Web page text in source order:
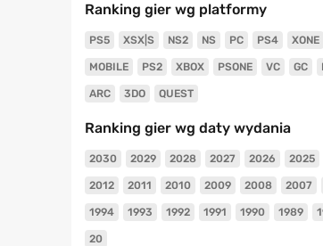
Ranking gier wg platformy
PS5 XSX|S NS2 NS PC PS4 XONE
MOBILE PS2 XBOX PSONE VC GC
ARC 3DO QUEST
Ranking gier wg daty wydania
2030 2029 2028 2027 2026 2025
2012 2011 2010 2009 2008 2007
1994 1993 1992 1991 1990 1989
20